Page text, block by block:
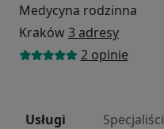
Medycyna rodzinna
Kraków3 adresy
2 opinie
Usługi Specjaliści